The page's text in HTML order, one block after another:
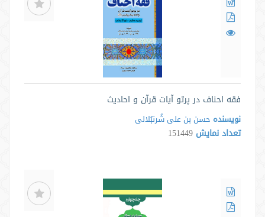
فقه احناف در پرتو آیات قرآن و احادیث
نویسنده حسن بن علی شُرنبُلالی
تعداد نمایش 151449